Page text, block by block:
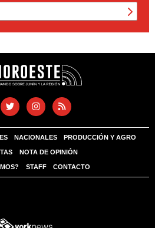
NACIONALES PRODUCCIÓN Y AGRO
NOTA DE OPINIÓN
STAFF CONTACTO